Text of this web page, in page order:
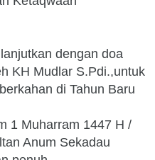
dengan doa
KH Mudlar S.Pdi.,untuk
di Tahun Baru
1 Muharram 1447 H /
Anum Sekadau